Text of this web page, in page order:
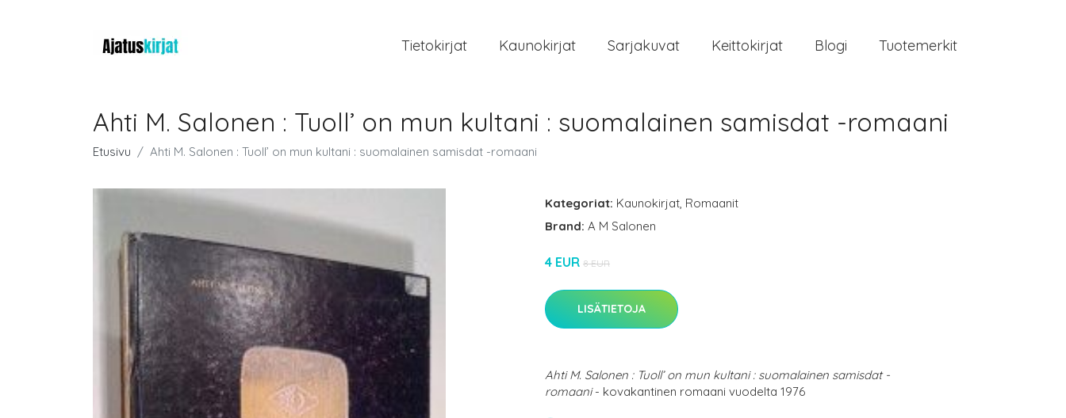
Tietokirjat Kaunokirjat Sarjakuvat Keittokirjat Blogi Tuotemerkit
Ahti M. Salonen : Tuoll’ on mun kultani : suomalainen samisdat -romaani
Etusivu Ahti M. Salonen : Tuoll’ on mun kultani : suomalainen samisdat -romaani
Kategoriat: Kaunokirjat, Romaanit
Brand: A M Salonen
4 EUR 8 EUR
LISÄTIETOJA
Ahti M. Salonen : Tuoll’ on mun kultani : suomalainen samisdat -
romaani- kovakantinen romaani vuodelta 1976